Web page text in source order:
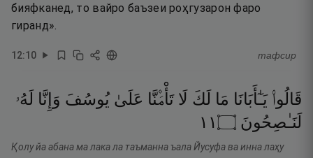
бияфканед, то вайро баъзеи роҳгузарон фаро
гиранд».
12:10 тафсир
قَالُوا۟ يَـٰٓأَبَانَا مَا لَكَ لَا تَأْمَ۫نَّا عَلَىٰ يُوسُفَ وَإِنَّا لَهُۥ
لَنَـٰصِحُونَ ۝١١
Қолу йа абана ма лака ла таъманна ъала Йусуфа ва инна лаҳу